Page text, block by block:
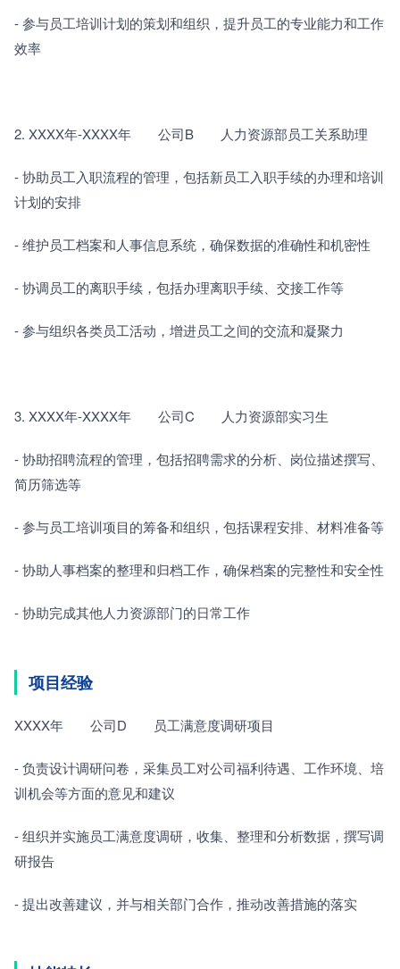
- 参与员工培训计划的策划和组织，提升员工的专业能力和工作
效率
2. XXXX年-XXXX年　　公司B　　人力资源部员工关系助理
- 协助员工入职流程的管理，包括新员工入职手续的办理和培训
计划的安排
- 维护员工档案和人事信息系统，确保数据的准确性和机密性
- 协调员工的离职手续，包括办理离职手续、交接工作等
- 参与组织各类员工活动，增进员工之间的交流和凝聚力
3. XXXX年-XXXX年　　公司C　　人力资源部实习生
- 协助招聘流程的管理，包括招聘需求的分析、岗位描述撰写、
简历筛选等
- 参与员工培训项目的筹备和组织，包括课程安排、材料准备等
- 协助人事档案的整理和归档工作，确保档案的完整性和安全性
- 协助完成其他人力资源部门的日常工作
项目经验
XXXX年　　公司D　　员工满意度调研项目
- 负责设计调研问卷，采集员工对公司福利待遇、工作环境、培
训机会等方面的意见和建议
- 组织并实施员工满意度调研，收集、整理和分析数据，撰写调
研报告
- 提出改善建议，并与相关部门合作，推动改善措施的落实